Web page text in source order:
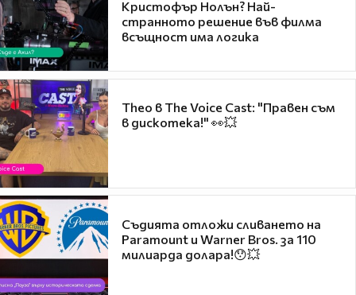
Кристофър Нолън? Най-
странното решение във филма
всъщност има логика
Theo в The Voice Cast: "Правен съм
в дискотека!" 👀💥
Съдията отложи сливането на
Paramount и Warner Bros. за 110
милиарда долара!😯💥